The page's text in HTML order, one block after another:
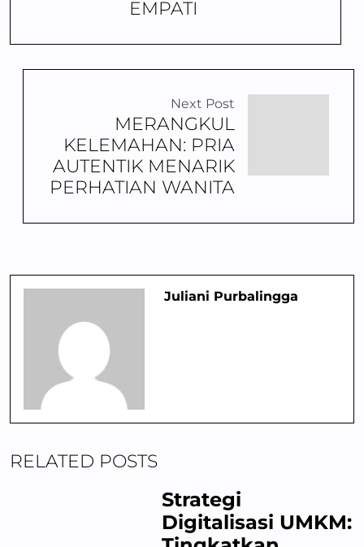
EMPATI
Next Post
MERANGKUL
KELEMAHAN: PRIA
AUTENTIK MENARIK
PERHATIAN WANITA
Juliani Purbalingga
RELATED POSTS
Strategi
Digitalisasi UMKM: